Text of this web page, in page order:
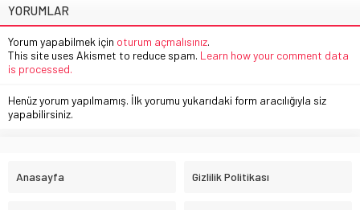
YORUMLAR
Yorum yapabilmek için oturum açmalısınız.
This site uses Akismet to reduce spam. Learn how your comment data
is processed.
Henüz yorum yapılmamış. İlk yorumu yukarıdaki form aracılığıyla siz
yapabilirsiniz.
Anasayfa Gizlilik Politikası